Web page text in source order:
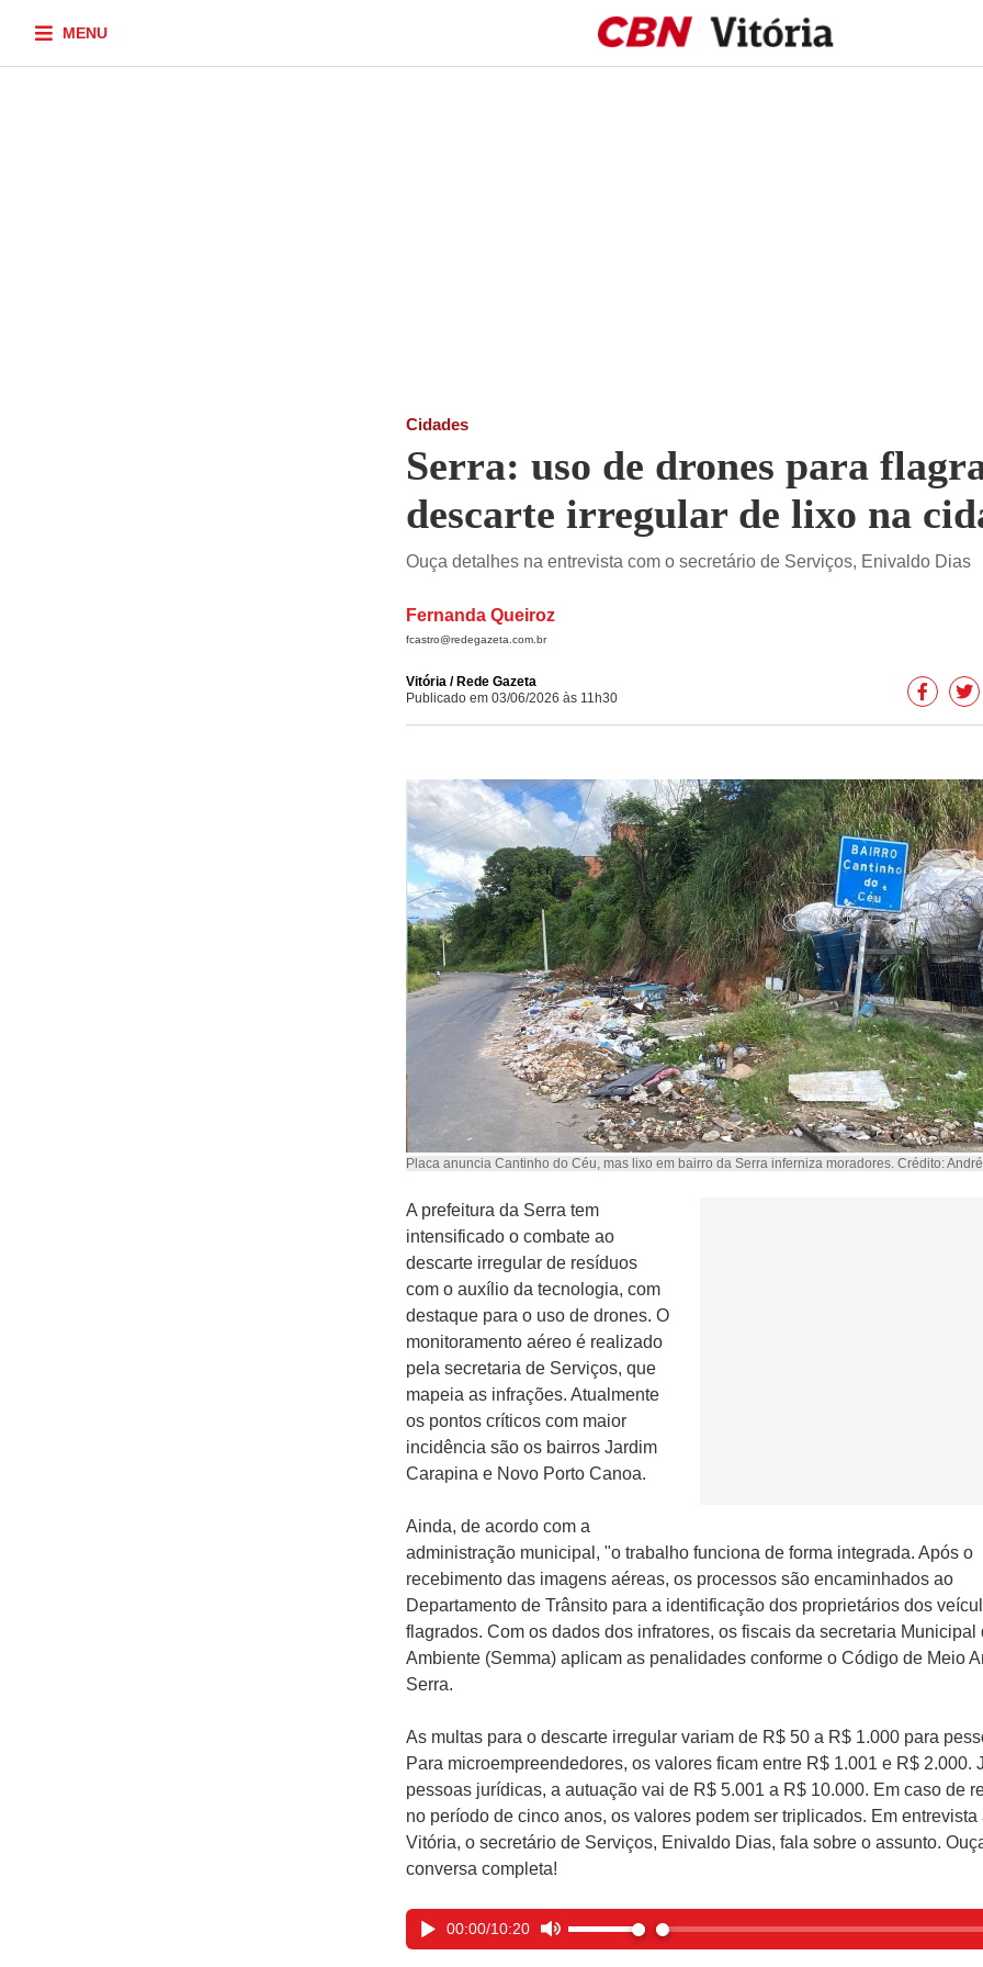
MENU
Cidades
Serra: uso de drones para
descarte irregular de lixo na
Ouça detalhes na entrevista com o secretário de Serviços, Enivaldo Dias
Fernanda Queiroz
fcastro@redegazeta.com.br
Vitória / Rede Gazeta
Publicado em 03/06/2026 às 11h30
Placa anuncia Cantinho do Céu, mas lixo em bairro da Serra inferniza moradores. Crédito:
A prefeitura da Serra tem
intensificado o combate ao
descarte irregular de resíduos
com o auxílio da tecnologia, com
destaque para o uso de drones. O
monitoramento aéreo é realizado
pela secretaria de Serviços, que
mapeia as infrações. Atualmente
os pontos críticos com maior
incidência são os bairros Jardim
Carapina e Novo Porto Canoa.
Ainda, de acordo com a
administração municipal, "o trabalho funciona de forma integrada. Após o
recebimento das imagens aéreas, os processos são encaminhados ao
Departamento de Trânsito para a identificação dos proprietários dos
flagrados. Com os dados dos infratores, os fiscais da secretaria Municipal
Ambiente (Semma) aplicam as penalidades conforme o Código de Meio
Serra.
As multas para o descarte irregular variam de R$ 50 a R$ 1.000 para
Para microempreendedores, os valores ficam entre R$ 1.001 e R$ 2.000.
pessoas jurídicas, a autuação vai de R$ 5.001 a R$ 10.000. Em caso de
no período de cinco anos, os valores podem ser triplicados. Em entrevista
Vitória, o secretário de Serviços, Enivaldo Dias, fala sobre o assunto.
conversa completa!
00:00/10:20